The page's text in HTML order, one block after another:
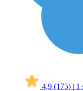
4,9 (175) | 1